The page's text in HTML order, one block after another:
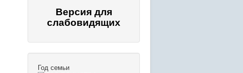
Версия для
слабовидящих
Год семьи